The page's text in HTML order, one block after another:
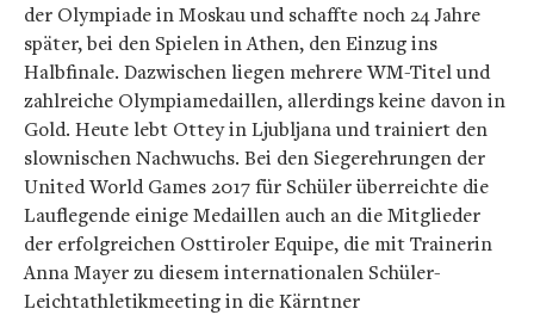
der Olympiade in Moskau und schaffte noch 24 Jahre
später, bei den Spielen in Athen, den Einzug ins
Halbfinale. Dazwischen liegen mehrere WM-Titel und
zahlreiche Olympiamedaillen, allerdings keine davon in
Gold. Heute lebt Ottey in Ljubljana und trainiert den
slownischen Nachwuchs. Bei den Siegerehrungen der
United World Games 2017 für Schüler überreichte die
Lauflegende einige Medaillen auch an die Mitglieder
der erfolgreichen Osttiroler Equipe, die mit Trainerin
Anna Mayer zu diesem internationalen Schüler-
Leichtathletikmeeting in die Kärntner